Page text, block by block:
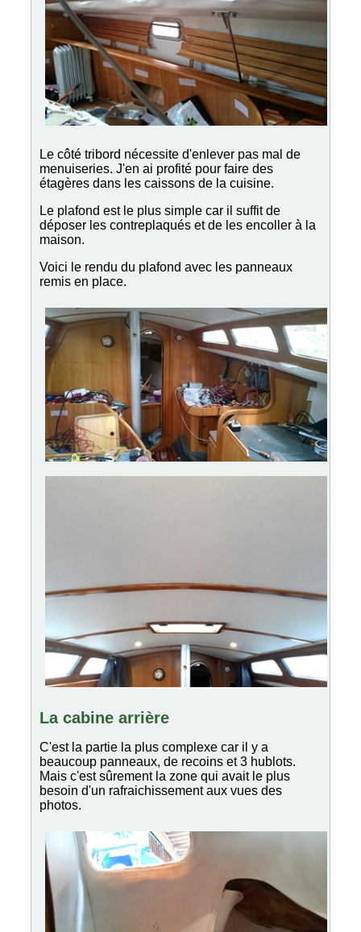
Le côté tribord nécessite d'enlever pas mal de
menuiseries. J'en ai profité pour faire des
étagères dans les caissons de la cuisine.
Le plafond est le plus simple car il suffit de
déposer les contreplaqués et de les encoller à la
maison.
Voici le rendu du plafond avec les panneaux
remis en place.
La cabine arrière
C'est la partie la plus complexe car il y a
beaucoup panneaux, de recoins et 3 hublots.
Mais c'est sûrement la zone qui avait le plus
besoin d'un rafraichissement aux vues des
photos.